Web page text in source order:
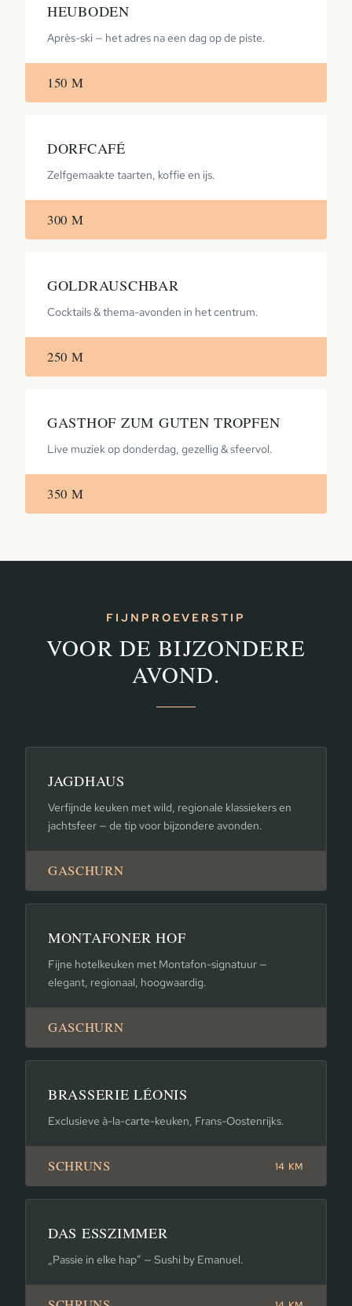
HEUBODEN
Après-ski — het adres na een dag op de piste.
150 M
DORFCAFÉ
Zelfgemaakte taarten, koffie en ijs.
300 M
GOLDRAUSCHBAR
Cocktails & thema-avonden in het centrum.
250 M
GASTHOF ZUM GUTEN TROPFEN
Live muziek op donderdag, gezellig & sfeervol.
350 M
FIJNPROEVERSTIP
VOOR DE BIJZONDERE
AVOND.
JAGDHAUS
Verfijnde keuken met wild, regionale klassiekers en
jachtsfeer — de tip voor bijzondere avonden.
GASCHURN
MONTAFONER HOF
Fijne hotelkeuken met Montafon-signatuur —
elegant, regionaal, hoogwaardig.
GASCHURN
BRASSERIE LÉONIS
Exclusieve à-la-carte-keuken, Frans-Oostenrijks.
SCHRUNS 14 KM
DAS ESSZIMMER
„Passie in elke hap” — Sushi by Emanuel.